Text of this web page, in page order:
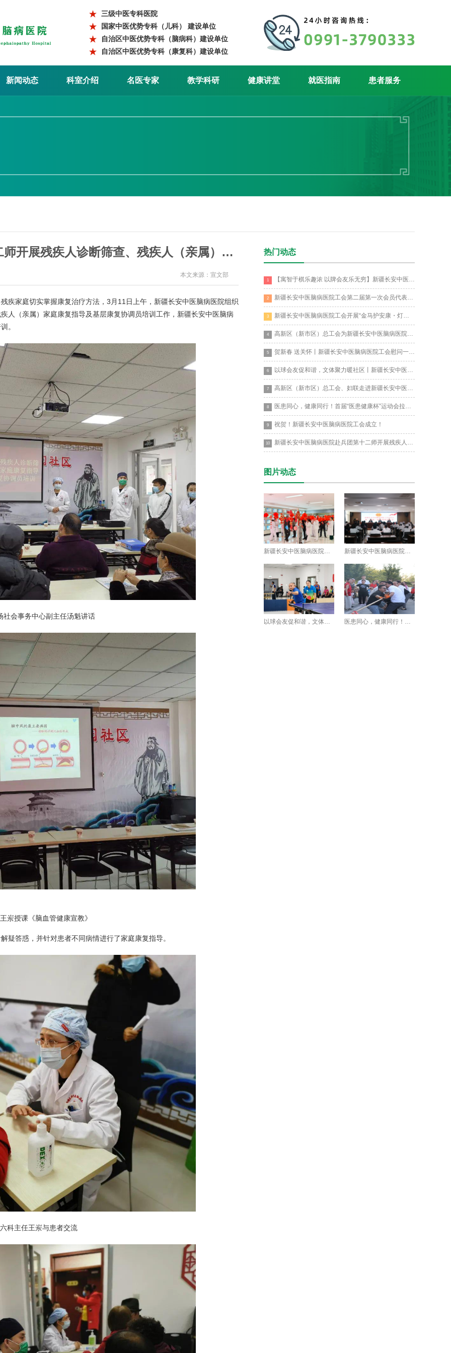
三级中医专科医院
国家中医优势专科（儿科） 建设单位
自治区中医优势专科（脑病科）建设单位
自治区中医优势专科（康复科）建设单位
新闻动态 科室介绍 名医专家 教学科研 健康讲堂 就医指南 患者服务
新疆长安中医脑病医院赴兵团第十二师开展残疾人诊断筛查、残疾人（亲属）家庭康复指导及基层康复协调员培训活动
本文来源：宣文部
疾家庭切实掌握康复治疗方法，3月11日上午，新疆长安中医脑病医院组织
人（亲属）家庭康复指导及基层康复协调员培训工作，新疆长安中医脑病
。
社会事务中心副主任汤魁讲话
岽授课《脑血管健康宣教》
疑答惑，并针对患者不同病情进行了家庭康复指导。
科主任王岽与患者交流
热门动态
1 【寓智于棋乐趣浓 以牌会友乐无穷】新疆长安中医脑病医院工会开展医患棋牌
2 新疆长安中医脑病医院工会第二届第一次会员代表大会顺利召开
3 新疆长安中医脑病医院工会开展“金马护安康・灯谜闹元宵”主题活动
4 高新区（新市区）总工会为新疆长安中医脑病医院“宋虎杰创新工作室”、“模
5 贺新春 送关怀丨新疆长安中医脑病医院工会慰问一线员工
6 以球会友促和谐，文体聚力暖社区丨新疆长安中医脑病医院举办“友谊杯”乒乓
7 高新区（新市区）总工会、妇联走进新疆长安中医脑病医院开展“抗疫先锋 快
8 医患同心，健康同行！首届“医患健康杯”运动会拉开帷幕
9 祝贺！新疆长安中医脑病医院工会成立！
10 新疆长安中医脑病医院赴兵团第十二师开展残疾人诊断筛查、残疾人（亲属）家
图片动态
新疆长安中医脑病医院工会开展“金马护安康・灯谜闹元宵”主题活动 新疆长安中医脑病医院工会召开第二届第二次会员代表大会
以球会友促和谐，文体聚力暖社区丨新疆长安中医脑病医院举办“友谊杯”乒乓 医患同心，健康同行！首届“医患健康杯”运动会拉开帷幕